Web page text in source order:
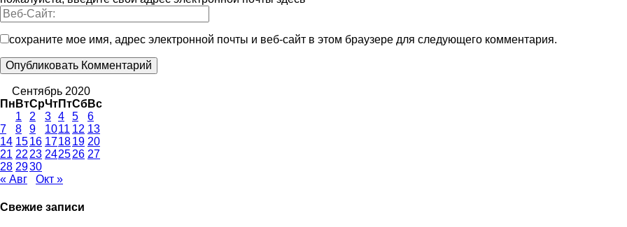
сохраните мое имя, адрес электронной почты и веб-сайт в этом браузере для следующего комментария.
Сентябрь 2020
Пн ВтСрЧтПтСбВс
1
2 3 4 5
6
7
8 9 1011 12 13
14 1516 171819 20
21 2223 242526 27
28 2930
« Авг
Окт »
Свежие записи